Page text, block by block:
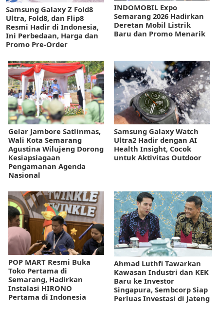
Samsung Galaxy Z Fold8
Ultra, Fold8, dan Flip8
Resmi Hadir di Indonesia,
Ini Perbedaan, Harga dan
Promo Pre-Order
INDOMOBIL Expo
Semarang 2026 Hadirkan
Deretan Mobil Listrik
Baru dan Promo Menarik
Gelar Jambore Satlinmas,
Wali Kota Semarang
Agustina Wilujeng Dorong
Kesiapsiagaan
Pengamanan Agenda
Nasional
Samsung Galaxy Watch
Ultra2 Hadir dengan AI
Health Insight, Cocok
untuk Aktivitas Outdoor
POP MART Resmi Buka
Toko Pertama di
Semarang, Hadirkan
Instalasi HIRONO
Pertama di Indonesia
Ahmad Luthfi Tawarkan
Kawasan Industri dan KEK
Baru ke Investor
Singapura, Sembcorp Siap
Perluas Investasi di Jateng